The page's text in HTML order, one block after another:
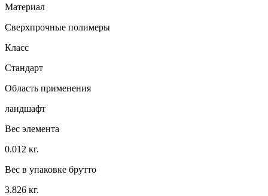
Материал
Сверхпрочные полимеры
Класс
Стандарт
Область применения
ландшафт
Вес элемента
0.012 кг.
Вес в упаковке брутто
3.826 кг.